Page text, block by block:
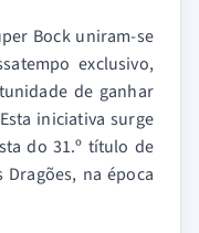
Bock uniram-se
exclusivo,
de ganhar
iniciativa surge
do 31.º título de
na época